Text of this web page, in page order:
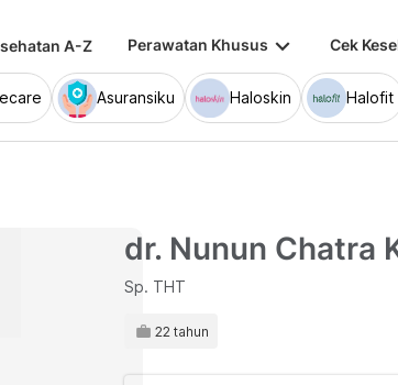
A-Z Perawatan Khusus keyboard_arrow_down Cek
Asuransiku Haloskin Halofit
dr. Nunun Chatra
Sp. THT
22 tahun